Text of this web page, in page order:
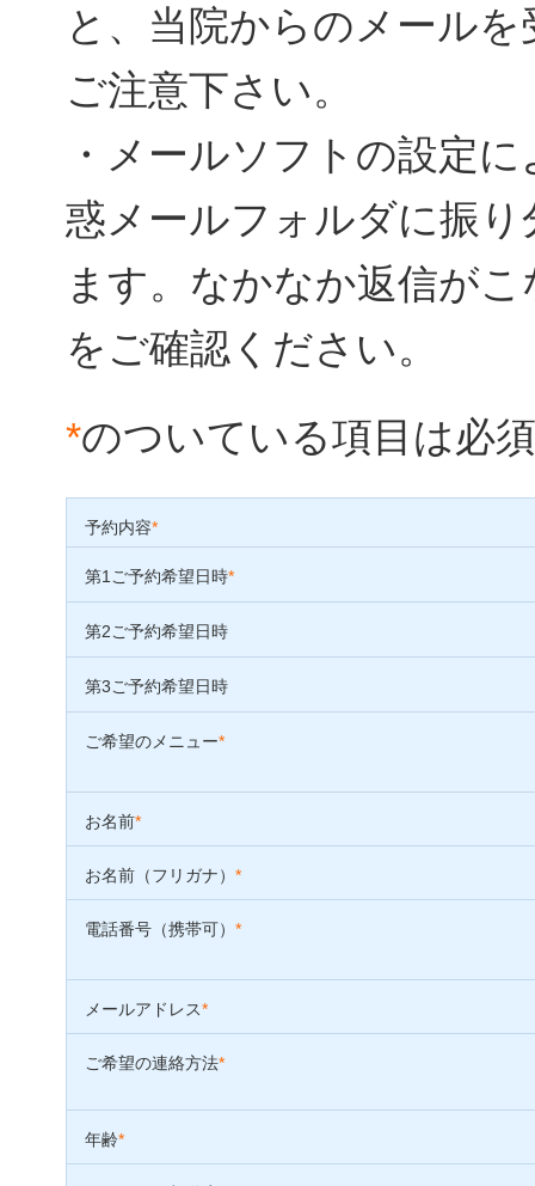
と、当院からのメール
ご注意下さい。
・メールソフトの設定
惑メールフォルダに振
ます。なかなか返信が
をご確認ください。
*のついている項目は必
予約内容*
第1ご予約希望日時*
第2ご予約希望日時
第3ご予約希望日時
ご希望のメニュー*
お名前*
お名前（フリガナ） *
電話番号（携帯可） *
メールアドレス*
ご希望の連絡方法*
年齢*